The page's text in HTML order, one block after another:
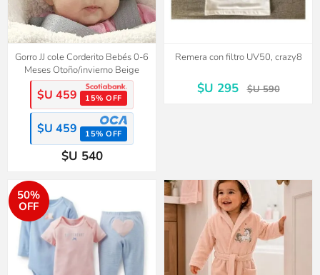
Gorro JJ cole Corderito Bebés 0-6
Meses Otoño/invierno Beige
$U 459 15% OFF
$U 459 15% OFF
$U 540
Remera con filtro UV50, crazy8
$U 295 $U 590
50%
OFF